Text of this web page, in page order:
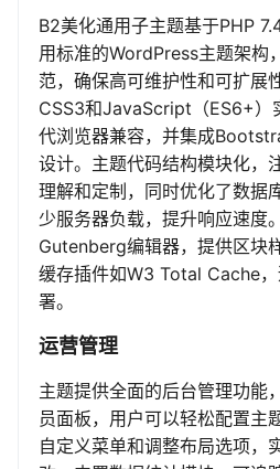
B2美化通用子主题基于PHP
用标准的WordPress主题架构
范，确保高可维护性和可扩展
CSS3和JavaScript（ES6+）
代浏览器兼容，并集成
设计。主题代码结构模块化，
理解和定制，同时优化了数据
少服务器负载，提升响应速度
Gutenberg编辑器，提供区块
缓存插件如W3 Total Cache
署。
运营管理
主题提供全面的后台管理功能
员面板，用户可以轻松配置主
自定义菜单和调整布局选项，